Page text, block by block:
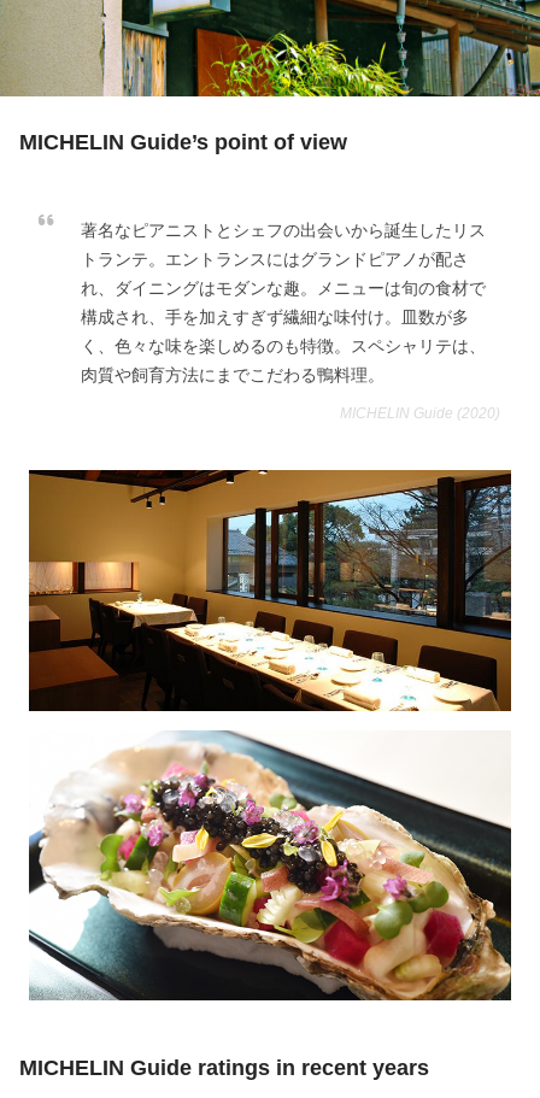
MICHELIN Guide’s point of view
著名なピアニストとシェフの出会いから誕生したリス
トランテ。エントランスにはグランドピアノが配さ
れ、ダイニングはモダンな趣。メニューは旬の食材で
構成され、手を加えすぎず繊細な味付け。皿数が多
く、色々な味を楽しめるのも特徴。スペシャリテは、
肉質や飼育方法にまでこだわる鴨料理。
MICHELIN Guide (2020)
MICHELIN Guide ratings in recent years